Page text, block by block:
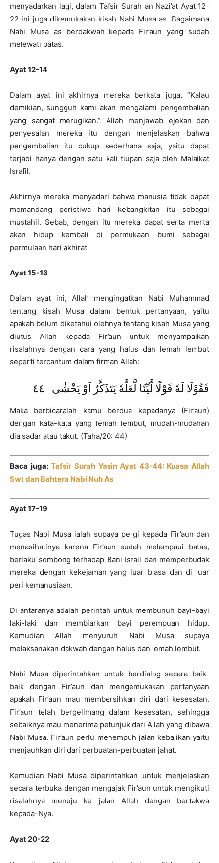
menyadarkan lagi, dalam Tafsir Surah an Nazi’at Ayat 12-
22 ini juga dikemukakan kisah Nabi Musa as. Bagaimana
Nabi Musa as berdakwah kepada Fir’aun yang sudah
melewati batas.
Ayat 12-14
Dalam ayat ini akhirnya mereka berkata juga, “Kalau
demikian, sungguh kami akan mengalami pengembalian
yang sangat merugikan.” Allah menjawab ejekan dan
penyesalan mereka itu dengan menjelaskan bahwa
pengembalian itu cukup sederhana saja, yaitu dapat
terjadi hanya dengan satu kali tiupan saja oleh Malaikat
Israfil.
Akhirnya mereka menyadari bahwa manusia tidak dapat
memandang peristiwa hari kebangkitan itu sebagai
mustahil. Sebab, dengan itu mereka dapat serta merta
akan hidup kembali di permukaan bumi sebagai
permulaan hari akhirat.
Ayat 15-16
Dalam ayat ini, Allah mengingatkan Nabi Muhammad
tentang kisah Musa dalam bentuk pertanyaan, yaitu
apakah belum diketahui olehnya tentang kisah Musa yang
diutus Allah kepada Fir’aun untuk menyampaikan
risalahnya dengan cara yang halus dan lemah lembut
seperti tercantum dalam firman Allah:
فَقُوْلَا لَهٗ قَوْلًا لَّيِّنًا لَّعَلَّهٗ يَتَذَكَّرُ اَوْ يَخْشٰى ٤٤
Maka berbicaralah kamu berdua kepadanya (Fir’aun)
dengan kata-kata yang lemah lembut, mudah-mudahan
dia sadar atau takut. (Taha/20: 44)
Baca juga:Tafsir Surah Yasin Ayat 43-44: Kuasa Allah
Swt dan Bahtera Nabi Nuh As
Ayat 17-19
Tugas Nabi Musa ialah supaya pergi kepada Fir’aun dan
menasihatinya karena Fir’aun sudah melampaui batas,
berlaku sombong terhadap Bani Israil dan memperbudak
mereka dengan kekejaman yang luar biasa dan di luar
peri kemanusiaan.
Di antaranya adalah perintah untuk membunuh bayi-bayi
laki-laki dan membiarkan bayi perempuan hidup.
Kemudian Allah menyuruh Nabi Musa supaya
melaksanakan dakwah dengan halus dan lemah lembut.
Nabi Musa diperintahkan untuk berdialog secara baik-
baik dengan Fir’aun dan mengemukakan pertanyaan
apakah Fir’aun mau membersihkan diri dari kesesatan.
Fir’aun telah bergelimang dalam kesesatan, sehingga
sebaiknya mau menerima petunjuk dari Allah yang dibawa
Nabi Musa. Fir’aun perlu menempuh jalan kebajikan yaitu
menjauhkan diri dari perbuatan-perbuatan jahat.
Kemudian Nabi Musa diperintahkan untuk menjelaskan
secara terbuka dengan mengajak Fir’aun untuk mengikuti
risalahnya menuju ke jalan Allah dengan bertakwa
kepada-Nya.
Ayat 20-22